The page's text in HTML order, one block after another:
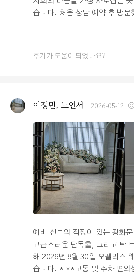
두 전체적으로 깔끔한 맛이었
으면서도 대중적으로 호불호
이어서 부모님이 특히 좋아하
는 퍽퍽하지 않고 부드러운 편
류도 정갈하게 준비되어 있었습
주셔서 전반적인 서비스 만족
에도 하객분들이 식사 부분에
실 것 같아 기대가 됩니다. 계약
으로 만족스러운 경험이었고,
도 무조건 오펠리스로 선택할거
왔으면 좋겠어요!!!!
습니다. 처음 상담 예약 후 방문
정말 친절하게 맞아주셨고, 예
부의 입장에서 궁금할 만한 부
보는 순간 왜 많은 분들이 추천
아름다웠고, 과하게 화려하지
이 인상적이었습니다. 특히 신
럽게 집중되는 연출이 너무 멋져
다’는 생각이 들 정도였어요. 하객 입장에서의 편의성도 만
족스러웠습니다. 서울역과 가까
족분들이나 대중교통을 이용하
문하실 수 있을 것 같았고, 주차
있어 복잡하지 않다는 점이 마음에 들
께 진행했는데 음식 퀄리티가
해하셨고, 하객분들 식사 만족
들었습니다. 홀 분위기, 교통,
하나 아쉬운 부분이 없어서 고
희의 소중한 하루를 믿고 맡길
후기가 도움이 되었나요?
이정민, 노연서 2026-05-12
예비 신부의 직장이 있는 광화
고급스러운 단독홀, 그리고 탁
해 2026년 8월 30일 오펠리스
습니다. * **교통 및 주차 편의성:** 예식장을 고를 때 가